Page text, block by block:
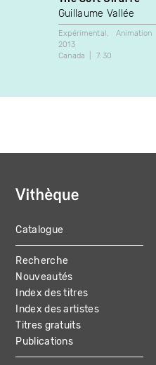
Guillaume Vallée
Expérimental
Animation
2013
Canada
7:30
MAIN
NAVIGATION
Catalogue
Recherche
Nouveautés
Index des titres
Index des artistes
Titres gratuits
Publications